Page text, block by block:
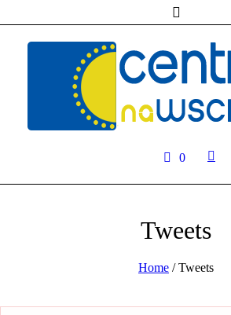
0
Tweets
Home /Tweets